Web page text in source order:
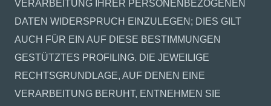
VERARBEITUNG IHRER PERSONENBEZOGENEN
DATEN WIDERSPRUCH EINZULEGEN; DIES GILT
AUCH FÜR EIN AUF DIESE BESTIMMUNGEN
GESTÜTZTES PROFILING. DIE JEWEILIGE
RECHTSGRUNDLAGE, AUF DENEN EINE
VERARBEITUNG BERUHT, ENTNEHMEN SIE